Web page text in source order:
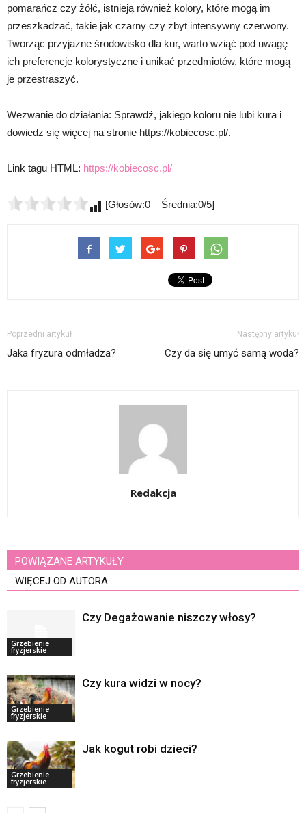
pomarańcz czy żółć, istnieją również kolory, które mogą im
przeszkadzać, takie jak czarny czy zbyt intensywny czerwony.
Tworząc przyjazne środowisko dla kur, warto wziąć pod uwagę
ich preferencje kolorystyczne i unikać przedmiotów, które mogą
je przestraszyć.
Wezwanie do działania: Sprawdź, jakiego koloru nie lubi kura i
dowiedz się więcej na stronie https://kobiecosc.pl/.
Link tagu HTML: https://kobiecosc.pl/
[Głosów:0 Średnia:0/5]
Poprzedni artykuł
Jaka fryzura odmładza?
Następny artykuł
Czy da się umyć samą woda?
Redakcja
POWIĄZANE ARTYKUŁY
WIĘCEJ OD AUTORA
Grzebienie
fryzjerskie
Czy Degażowanie niszczy włosy?
Grzebienie
fryzjerskie
Czy kura widzi w nocy?
Grzebienie
fryzjerskie
Jak kogut robi dzieci?